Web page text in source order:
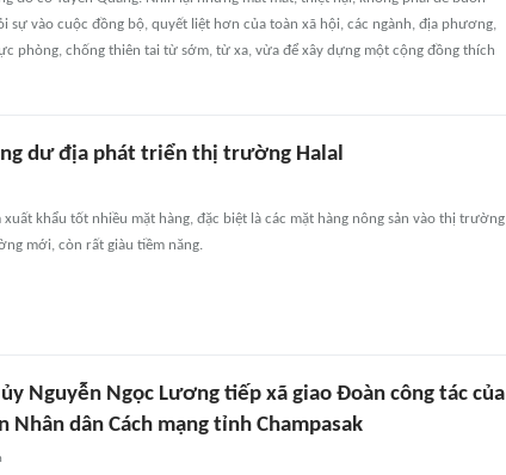
sự vào cuộc đồng bộ, quyết liệt hơn của toàn xã hội, các ngành, địa phương,
phòng, chống thiên tai từ sớm, từ xa, vừa để xây dựng một cộng đồng thích
dư địa phát triển thị trường Halal
xuất khẩu tốt nhiều mặt hàng, đặc biệt là các mặt hàng nông sản vào thị trường
mới, còn rất giàu tiềm năng.
Nguyễn Ngọc Lương tiếp xã giao Đoàn công tác của
Nhân dân Cách mạng tỉnh Champasak